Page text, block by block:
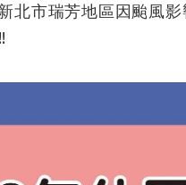
市瑞芳地區因颱風